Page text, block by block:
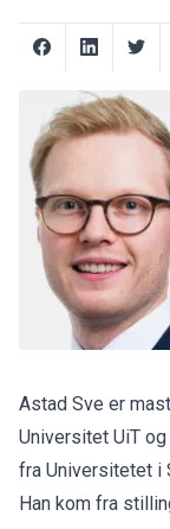
Astad Sve er
Universitet UiT
fra Universitetet i
Han kom fra